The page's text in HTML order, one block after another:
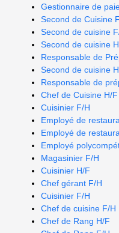
Gestionnaire de
Second de Cuisine
Second de cuisine
Second de cuisine
Responsable de
Second de cuisine
Responsable de
Chef de Cuisine H/F
Cuisinier F/H
Employé de
Employé de
Employé
Magasinier F/H
Cuisinier H/F
Chef gérant F/H
Cuisinier F/H
Chef de cuisine F/H
Chef de Rang H/F